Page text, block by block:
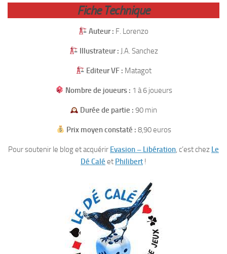
Fiche Technique
Auteur : F. Lorenzo
Illustrateur : J.A. Sanchez
Editeur VF : Matagot
Nombre de joueurs : 1 à 6 joueurs
Durée de partie :90 min
Prix moyen constaté : 8,90 euros
Pour soutenir le blog et acquérir Evasion – Libération, c’est chez Le
Dé Calé et Philibert !